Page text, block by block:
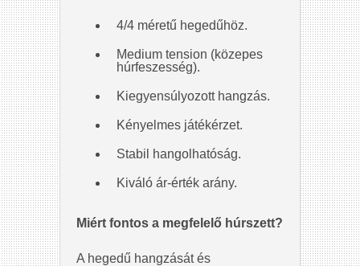
4/4 méretű hegedűhöz.
Medium tension (közepes
húrfeszesség).
Kiegyensúlyozott hangzás.
Kényelmes játékérzet.
Stabil hangolhatóság.
Kiváló ár-érték arány.
Miért fontos a megfelelő húrszett?
A hegedű hangzását és